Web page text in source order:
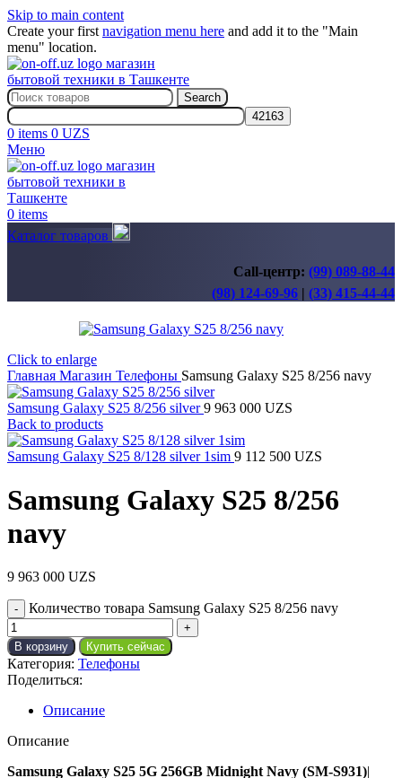
Skip to main content
Create your first navigation menu here and add it to the "Main
menu" location.
Search
0 items 0 UZS
Меню
0 items
Каталог товаров
Call-центр: (99) 089-88-44
(98) 124-69-96 | (33) 415-44-44
Click to enlarge
Главная Магазин Телефоны Samsung Galaxy S25 8/256 navy
Samsung Galaxy S25 8/256 silver9 963 000 UZS
Back to products
Samsung Galaxy S25 8/128 silver 1sim 9 112 500 UZS
Samsung Galaxy S25 8/256
navy
9 963 000 UZS
Количество товара Samsung Galaxy S25 8/256 navy
В корзину Купить сейчас
Категория: Телефоны
Поделиться:
Описание
Описание
Samsung Galaxy S25 5G 256GB Midnight Navy (SM-S931)|